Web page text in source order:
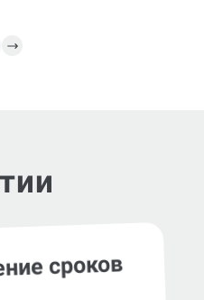
сроков